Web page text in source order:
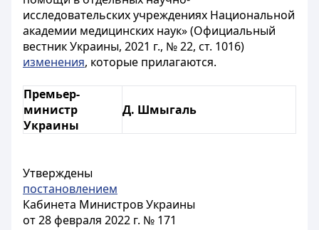
исследовательских учреждениях Национальной
академии медицинских наук» (Официальный
вестник Украины, 2021 г., № 22, ст. 1016)
изменения, которые прилагаются.
Премьер-
министр
Украины
Д. Шмыгаль
Утверждены
постановлением
Кабинета Министров Украины
от 28 февраля 2022 г. № 171